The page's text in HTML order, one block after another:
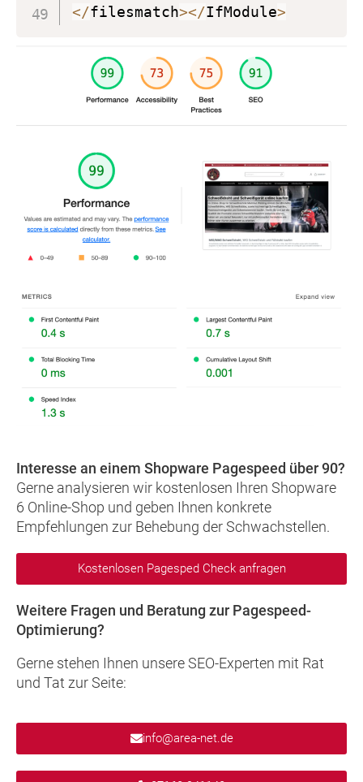
</filesmatch></IfModule>
Interesse an einem Shopware Pagespeed über 90?
Gerne analysieren wir kostenlosen Ihren Shopware
6 Online-Shop und geben Ihnen konkrete
Empfehlungen zur Behebung der Schwachstellen.
Kostenlosen Pagesped Check anfragen
Weitere Fragen und Beratung zur Pagespeed-
Optimierung?
Gerne stehen Ihnen unsere SEO-Experten mit Rat
und Tat zur Seite:
info@area-net.de